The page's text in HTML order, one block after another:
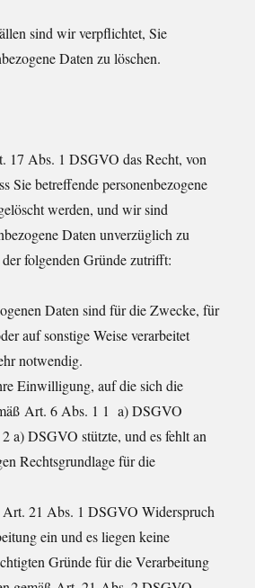
sind wir verpflichtet, Sie
Daten zu löschen.
17 Abs. 1 DSGVO das Recht, von
Sie betreffende personenbezogene
werden, und wir sind
Daten unverzüglich zu
folgenden Gründe zutrifft:
Daten sind für die Zwecke, für
auf sonstige Weise verarbeitet
notwendig.
Einwilligung, auf die sich die
Art. 6 Abs. 1 1 a) DSGVO
a) DSGVO stützte, und es fehlt an
Rechtsgrundlage für die
Art. 21 Abs. 1 DSGVO Widerspruch
ein und es liegen keine
Gründe für die Verarbeitung